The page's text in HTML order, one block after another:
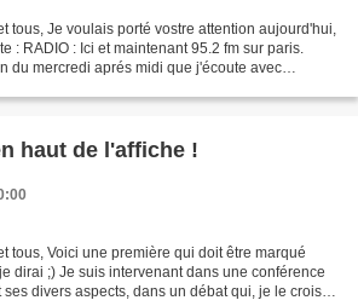
tous, Je voulais porté vostre attention aujourd'hui,
: RADIO : Ici et maintenant 95.2 fm sur paris.
du mercredi aprés midi que j'écoute avec
haut de l'affiche !
tous, Voici une première qui doit être marqué
dirai ;) Je suis intervenant dans une conférence
divers aspects, dans un débat qui, je le crois,